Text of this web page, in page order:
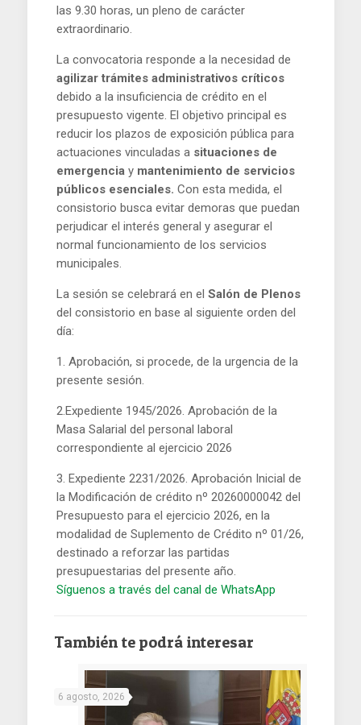
las 9.30 horas, un pleno de carácter
extraordinario.
La convocatoria responde a la necesidad de
agilizar trámites administrativos críticos
debido a la insuficiencia de crédito en el
presupuesto vigente. El objetivo principal es
reducir los plazos de exposición pública para
actuaciones vinculadas a situaciones de
emergencia y mantenimiento de servicios
públicos esenciales. Con esta medida, el
consistorio busca evitar demoras que puedan
perjudicar el interés general y asegurar el
normal funcionamiento de los servicios
municipales.
La sesión se celebrará en elSalón de Plenos
del consistorio en base al siguiente orden del
día:
1. Aprobación, si procede, de la urgencia de la
presente sesión.
2.Expediente 1945/2026. Aprobación de la
Masa Salarial del personal laboral
correspondiente al ejercicio 2026
3. Expediente 2231/2026. Aprobación Inicial de
la Modificación de crédito nº 20260000042 del
Presupuesto para el ejercicio 2026, en la
modalidad de Suplemento de Crédito nº 01/26,
destinado a reforzar las partidas
presupuestarias del presente año.
Síguenos a través del canal de WhatsApp
También te podrá interesar
6 agosto, 2026